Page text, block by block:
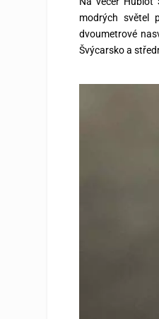
modrých světel
dvoumetrové
Švýcarsko a